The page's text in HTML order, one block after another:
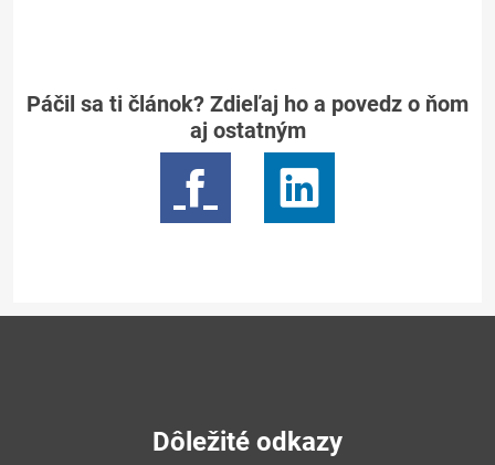
Páčil sa ti článok? Zdieľaj ho a povedz o ňom
aj ostatným
Dôležité odkazy